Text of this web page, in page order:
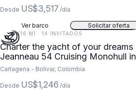
Desde US$3,517 /día
Ver barco Solicitar oferta
53 FT (16 M) · 14 INVITADOS
Charter the yacht of your dreams
Jeanneau 54 Cruising Monohull in
Cartagena
Cartagena - Bolivar, Colombia
Desde US$1,246 /día